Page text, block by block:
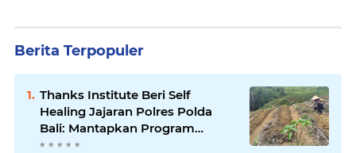
Berita Terpopuler
Thanks Institute Beri Self
Healing Jajaran Polres Polda
Bali: Mantapkan Program
Unggulan Kapolda